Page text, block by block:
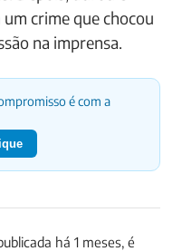
crime que chocou
na imprensa.
é com a
há 1 meses, é